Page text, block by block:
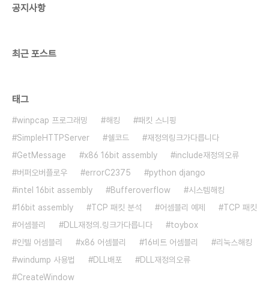
코드를 복사해서 붙여넣기 했을 때 결과입니다. * 소
공지사항
최근 포스트
태그
winpcap 프로그래밍 해킹
패킷 스니핑
SimpleHTTPServer
쉘코드
재정의링크가다릅니다
GetMessage
x86 16bit assembly
include재정의오류
버퍼오버플로우
errorC2375
python django
intel 16bit assembly
Bufferoverflow
시스템해킹
16bit assembly
TCP 패킷 분석 어셈블리 예제
TCP 패킷
어셈블리
DLL재정의.링크가다릅니다
toybox
인텔 어셈블리
x86 어셈블리 16비트 어셈블리
리눅스해킹
windump 사용법
DLL배포
DLL재정의오류
CreateWindow